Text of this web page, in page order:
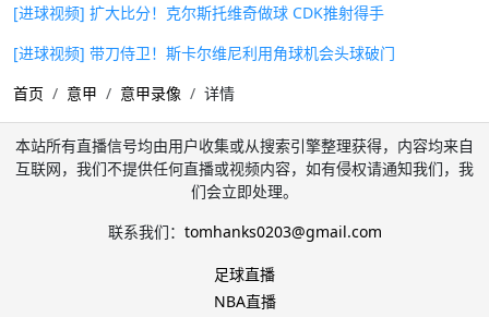
[进球视频] 扩大比分！克尔斯托维奇做球 CDK推射得手
[进球视频] 带刀侍卫！斯卡尔维尼利用角球机会头球破门
首页
意甲 意甲录像 详情
本站所有直播信号均由用户收集或从搜索引擎整理获得，内容均来自
互联网，我们不提供任何直播或视频内容，如有侵权请通知我们，我
们会立即处理。
联系我们： tomhanks0203@gmail.com
足球直播
NBA直播